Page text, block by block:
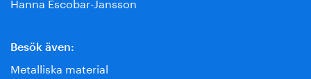
Besök även:
Metalliska material